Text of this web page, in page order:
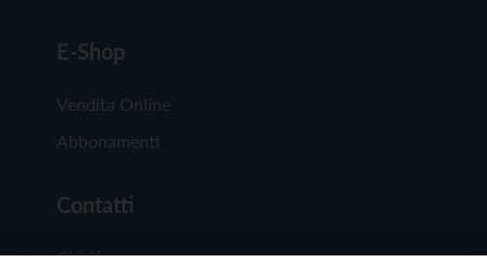
E-Shop
Vendita Online
Abbonamenti
Contatti
Chi Siamo